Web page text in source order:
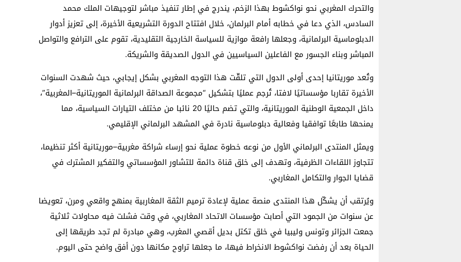
والتحرك المغربي نحو نواكشوط بهذا الزخم، يندرج في إطار تنفيذ مباشر لتوجيهات الملك محمد
السادس، الذي دعا في خطابه أمام البرلمان، خلال افتتاح الدورة التشريعية الأخيرة، إلى تعزيز أدوار
الدبلوماسية البرلمانية، وجعلها رافعة موازية للسياسة الخارجية التقليدية، تقوم على الترافع والتواصل
المباشر وبناء الجسور مع الفاعلين السياسيين في الدول الصديقة والشريكة.
وتُعد موريتانيا إحدى أولى الدول التي تلقّت هذا التوجه المغربي بشكل إيجابي، حيث شهدت السنوات
الأخيرة تقاربا مؤسساتيًا لافتا، تُرجم عمليًا بتشكيل “مجموعة الصداقة البرلمانية الموريتانية–المغربية”،
داخل الجمعية الوطنية الموريتانية، والتي تضم حاليًا 20 نائبا من مختلف التيارات السياسية، مما
يمنحها طابعًا توافقيا وفعالية دبلوماسية نادرة في المشهد البرلماني الإقليمي.
ويمثل المنتدى البرلماني الأول من نوعه خطوة عملية نحو إرساء شراكة مغربية–موريتانية أكثر تنظيما،
تتجاوز اللقاءات الظرفية، وتهدف إلى خلق قناة دائمة للتشاور المؤسساتي والتفكير المشترك في
قضايا الجوار والتكامل المغاربي.
ويُرتقب أن يشكّل هذا المنتدى منصة عملية لإعادة ترميم الثقة المغاربية بمنهج واقعي ومرن، تعويضا
عن سنوات من الجمود التي أصابت مؤسسات الاتحاد المغاربي، في وقت فشلت فيه محاولات ثلاثية
جمعت الجزائر وتونس وليبيا في خلق تكتل بديل أقصي المغرب، وهي مبادرة لم تجد طريقها إلى
الحياة بعد أن رفضت نواكشوط الانخراط فيها، ما جعلها تراوح مكانها دون أفق واضح حتى اليوم.